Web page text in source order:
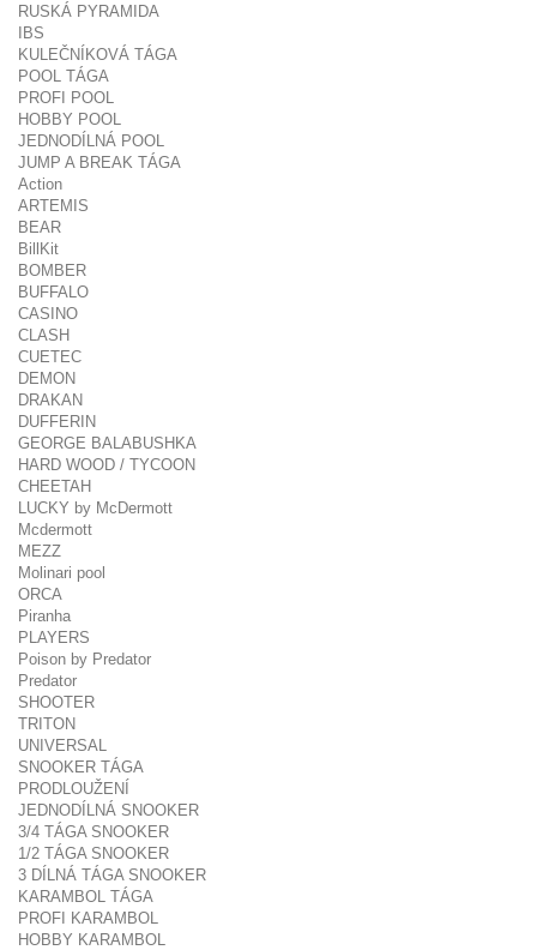
RUSKÁ PYRAMIDA
IBS
KULEČNÍKOVÁ TÁGA
POOL TÁGA
PROFI POOL
HOBBY POOL
JEDNODÍLNÁ POOL
JUMP A BREAK TÁGA
Action
ARTEMIS
BEAR
BillKit
BOMBER
BUFFALO
CASINO
CLASH
CUETEC
DEMON
DRAKAN
DUFFERIN
GEORGE BALABUSHKA
HARD WOOD / TYCOON
CHEETAH
LUCKY by McDermott
Mcdermott
MEZZ
Molinari pool
ORCA
Piranha
PLAYERS
Poison by Predator
Predator
SHOOTER
TRITON
UNIVERSAL
SNOOKER TÁGA
PRODLOUŽENÍ
JEDNODÍLNÁ SNOOKER
3/4 TÁGA SNOOKER
1/2 TÁGA SNOOKER
3 DÍLNÁ TÁGA SNOOKER
KARAMBOL TÁGA
PROFI KARAMBOL
HOBBY KARAMBOL